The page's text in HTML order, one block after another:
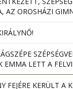
AZ OROSHÁZI
EMMA LETT A
FEJÉRE KERÜLT A